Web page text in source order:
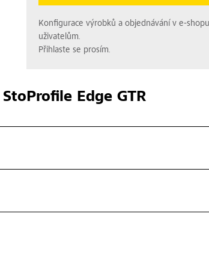
Konfigurace výrobků a objednávání v e-
uživatelům.
Přihlaste se prosím.
StoProfile Edge GTR